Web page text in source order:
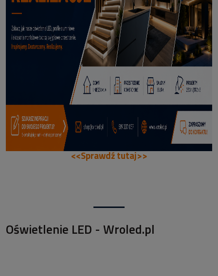
114,50 zł
DODAJ DO KOSZYKA
<<Sprawdź tutaj>>
Oświetlenie LED - Wroled.pl